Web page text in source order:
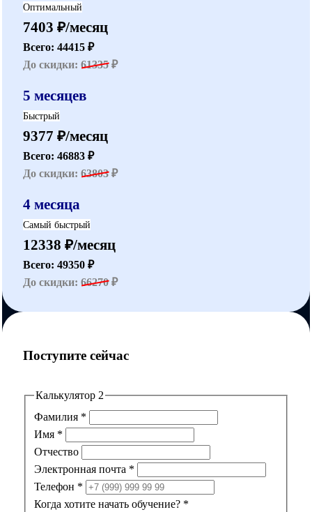
Оптимальный
7403 ₽/месяц
Всего: 44415 ₽
До скидки: 61335₽
5 месяцев
Быстрый
9377 ₽/месяц
Всего: 46883 ₽
До скидки: 63803₽
4 месяца
Самый быстрый
12338 ₽/месяц
Всего: 49350 ₽
До скидки: 66270₽
Поступите сейчас
Калькулятор 2
Фамилия *
Имя *
Отчество
Электронная почта *
Телефон *
Когда хотите начать обучение? *